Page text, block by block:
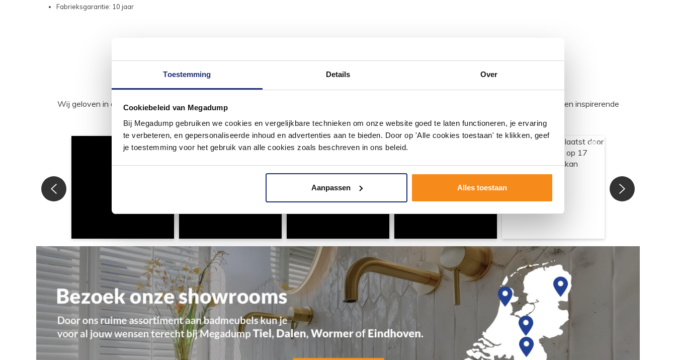
Toestemming Details Over
Cookiebeleid van Megadump
Bij Megadump gebruiken we cookies en vergelijkbare technieken om onze website goed te laten functioneren, je ervaring
te verbeteren, en gepersonaliseerde inhoud en advertenties aan te bieden. Door op 'Alle cookies toestaan' te klikken, geef
je toestemming voor het gebruik van alle cookies zoals beschreven in ons beleid.
Aanpassen Alles toestaan
Fabrieksgarantie: 10 jaar
#mijndroombadkamer
Wij geloven in de kracht van delen. Deel jouw badkamer op Instagram met #mijndroombadkamer en tag @megadumpnl. Samen bouwen we een inspirerende